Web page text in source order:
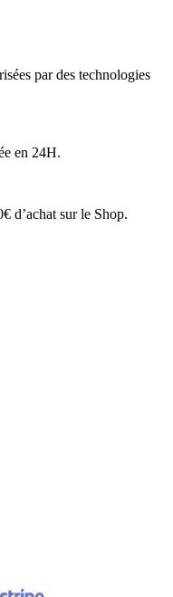
par des technologies
en 24H.
d’achat sur le Shop.